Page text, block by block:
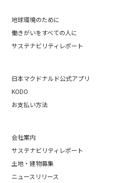
地球環境のために
働きがいをすべての人に
サステナビリティレポート
日本マクドナルド公式アプリ
KODO
お支払い方法
会社案内
サステナビリティレポート
土地・建物募集
ニュースリリース